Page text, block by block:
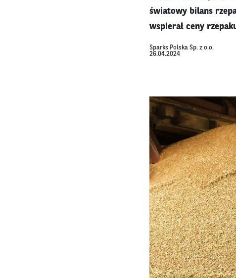
światowy bilans
wspierał ceny
Sparks Polska Sp. z o.o.
26.04.2024